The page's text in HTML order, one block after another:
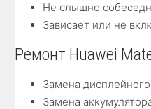
Не слышно
Зависает или не
Ремонт Huawei
Замена
Замена